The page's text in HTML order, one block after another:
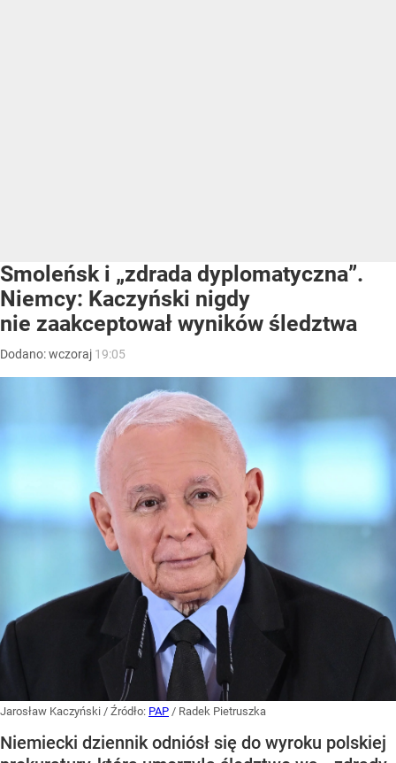
Smoleńsk i „zdrada dyplomatyczna”.
Niemcy: Kaczyński nigdy
nie zaakceptował wyników śledztwa
Dodano:wczoraj 19:05
Jarosław Kaczyński / Źródło: PAP / Radek Pietruszka
Niemiecki dziennik odniósł się do wyroku polskiej